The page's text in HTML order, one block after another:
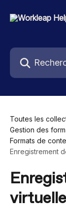
Rechercher un
Toutes les
Gestion des
Formats de
Enregistrement